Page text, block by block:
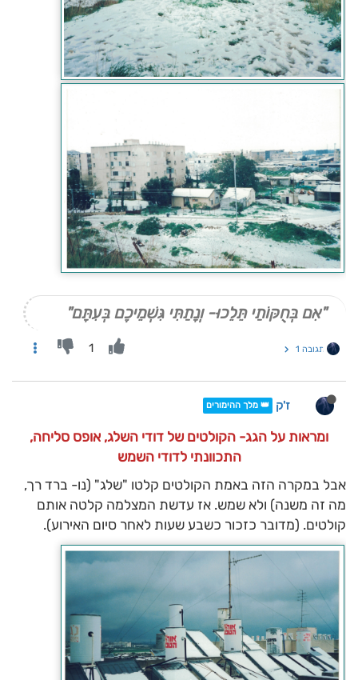
"אִם בְּחֻקּוֹתַי תֵּלֵכוּ- וְנָתַתִּי גִּשְׁמֵיכֶם בְּעִתָּם"
תגובה 1 1
ז'ק 👑 מלך ההימורים
ומראות על הגג- הקולטים של דודי השלג, אופס סליחה,
התכוונתי לדודי השמש
אבל במקרה הזה באמת הקולטים קלטו "שלג" (נו- ברד רך,
מה זה משנה) ולא שמש. אז עדשת המצלמה קלטה אותם
קולטים. (מדובר כזכור כשבע שעות לאחר סיום האירוע).